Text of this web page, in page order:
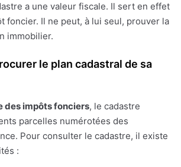
a une valeur fiscale. Il sert en effet
foncier. Il ne peut, à lui seul, prouver la
immobilier.
le plan cadastral de sa
des impôts fonciers, le cadastre
parcelles numérotées des
Pour consulter le cadastre, il existe
: